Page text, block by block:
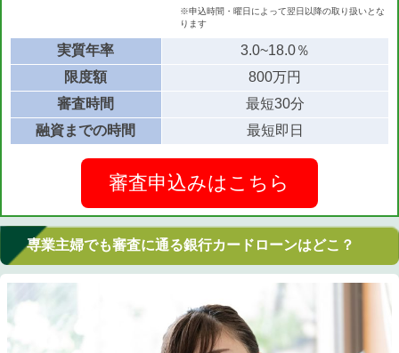
※申込時間・曜日によって翌日以降の取り扱いとな
ります
実質年率
3.0~18.0％
限度額
800万円
審査時間
最短30分
融資までの時間
最短即日
審査申込みはこちら
専業主婦でも審査に通る銀行カードローンはどこ？